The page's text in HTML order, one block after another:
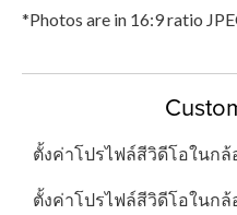
*Photos are in 16:9 ratio
ตั้งค่าโปรไฟล์สีวิดีโอในกล้
ตั้งค่าโปรไฟล์สีวิดีโอในกล้